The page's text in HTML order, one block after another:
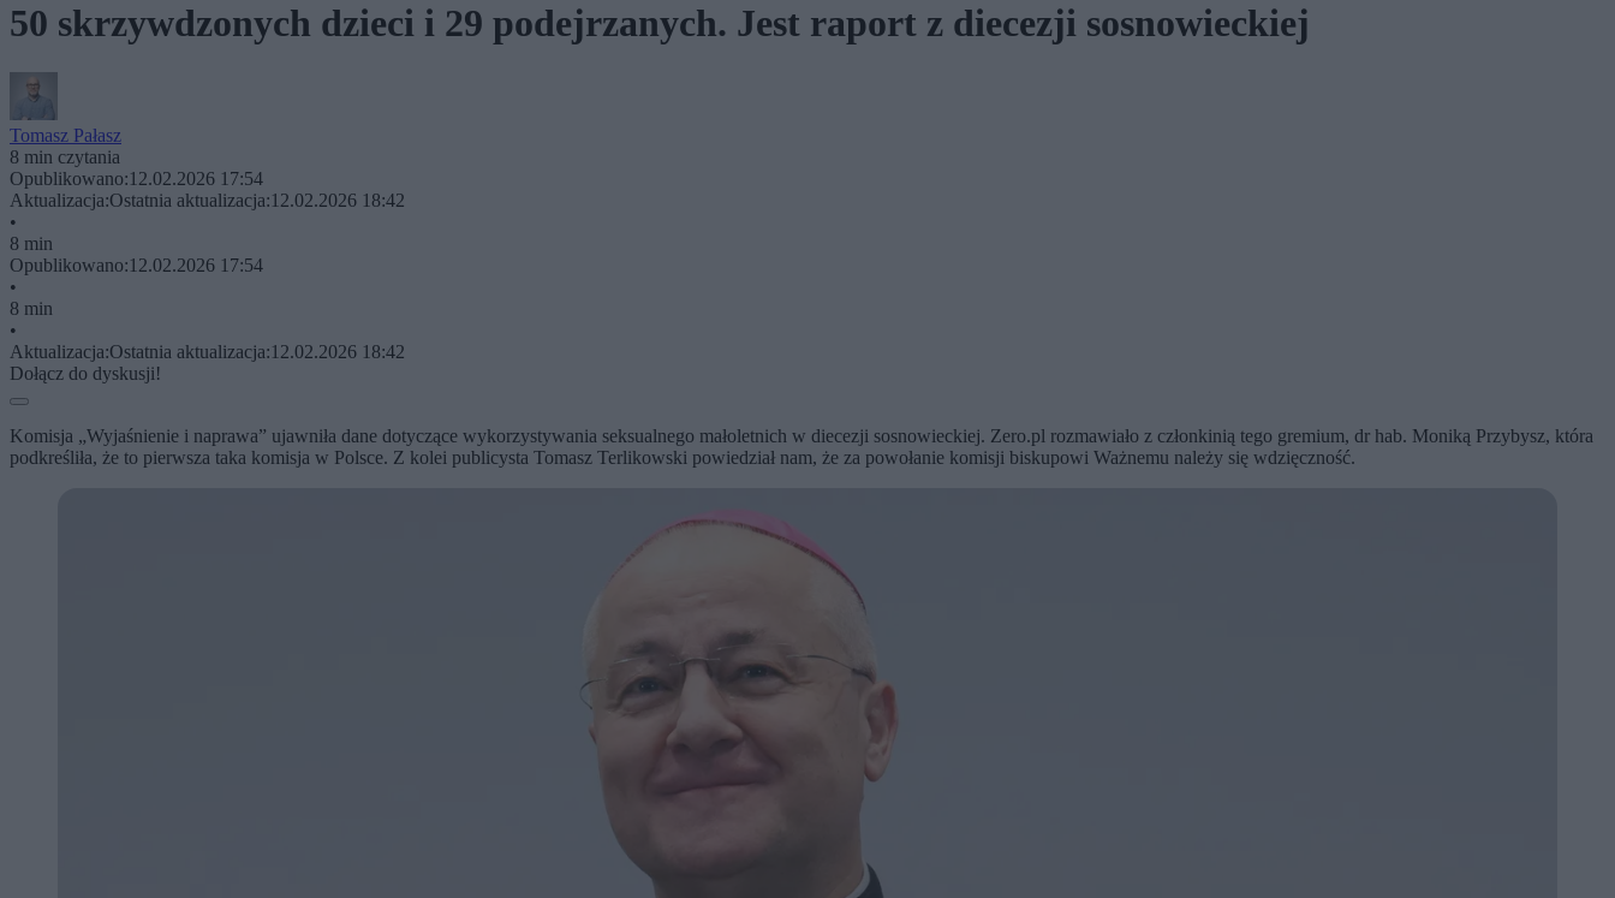
50 skrzywdzonych dzieci i 29 podejrzanych. Jest raport z diecezji sosnowieckiej
Tomasz Pałasz
8 min czytania
Opublikowano:12.02.2026 17:54
Aktualizacja:Ostatnia aktualizacja:12.02.2026 18:42
•
8 min
Opublikowano:12.02.2026 17:54
•
8 min
•
Aktualizacja:Ostatnia aktualizacja:12.02.2026 18:42
Dołącz do dyskusji!
Komisja „Wyjaśnienie i naprawa” ujawniła dane dotyczące wykorzystywania seksualnego małoletnich w diecezji sosnowieckiej. Zero.pl rozmawiało z członkinią tego gremium, dr hab. Moniką Przybysz, która
podkreśliła, że to pierwsza taka komisja w Polsce. Z kolei publicysta Tomasz Terlikowski powiedział nam, że za powołanie komisji biskupowi Ważnemu należy się wdzięczność.